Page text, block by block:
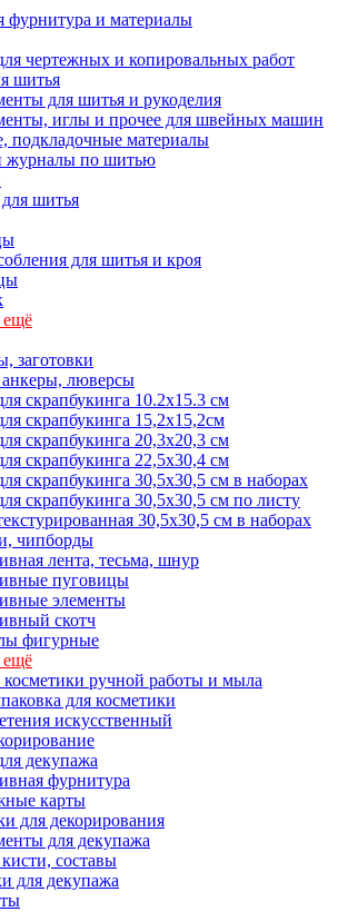
фурнитура и материалы
чертежных и копировальных работ
шитья
для шитья и рукоделия
иглы и прочее для швейных машин
подкладочные материалы
журналы по шитью
шитья
для шитья и кроя
ещё
заготовки
люверсы
скрапбукинга 10.2х15.3 см
скрапбукинга 15,2х15,2см
скрапбукинга 20,3х20,3 см
скрапбукинга 22,5х30,4 см
скрапбукинга 30,5х30,5 см в наборах
скрапбукинга 30,5х30,5 см по листу
30,5х30,5 см в наборах
чипборды
лента, тесьма, шнур
пуговицы
элементы
скотч
фигурные
ещё
косметики ручной работы и мыла
для косметики
искусственный
декупажа
фурнитура
карты
для декорирования
для декупажа
составы
для декупажа